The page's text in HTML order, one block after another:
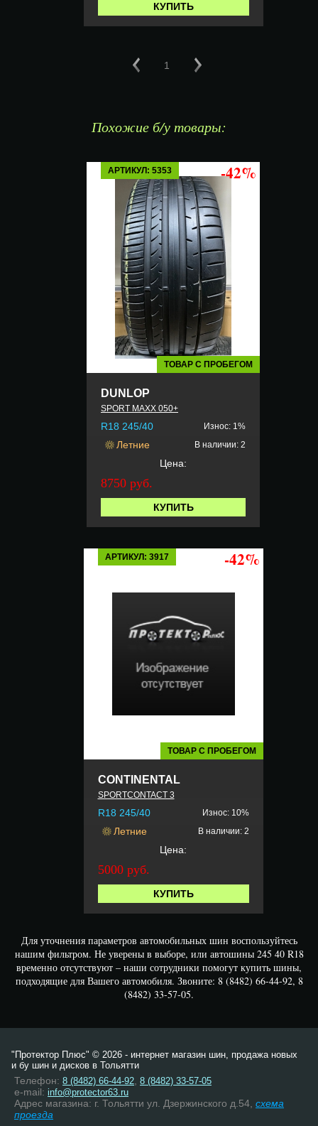
КУПИТЬ
1
Похожие б/у товары:
АРТИКУЛ: 5353 -42%
ТОВАР С ПРОБЕГОМ
DUNLOP
SPORT MAXX 050+
R18 245/40 Износ: 1%
Летние В наличии: 2
Цена:
8750 руб.
КУПИТЬ
АРТИКУЛ: 3917 -42%
ТОВАР С ПРОБЕГОМ
CONTINENTAL
SPORTCONTACT 3
R18 245/40 Износ: 10%
Летние В наличии: 2
Цена:
5000 руб.
КУПИТЬ
Для уточнения параметров автомобильных шин воспользуйтесь
нашим фильтром. Не уверены в выборе, или автошины 245 40 R18
временно отсутствуют – наши сотрудники помогут купить шины,
подходящие для Вашего автомобиля. Звоните: 8 (8482) 66-44-92, 8
(8482) 33-57-05.
"Протектор Плюс" © 2026 - интернет магазин шин, продажа новых
и бу шин и дисков в Тольятти
Телефон: 8 (8482) 66-44-92 8 (8482) 33-57-05
e-mail: info@protector63.ru
Адрес магазина: г. Тольятти ул. Дзержинского д.54, схема
проезда